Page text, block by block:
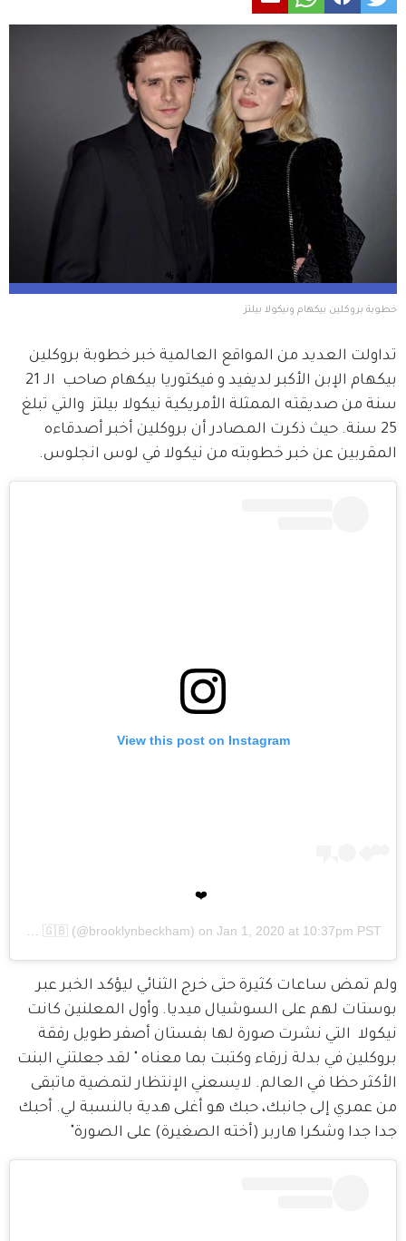
خطوبة بروكلين بيكهام ونيكولا بيلتز
تداولت العديد من المواقع العالمية خبر خطوبة بروكلين
سنة من صديقته الممثلة الأمريكية نيكولا بيلتز  والتي تبلغ
25 سنة. حيث ذكرت المصادر أن بروكلين أخبر أصدقاءه
المقربين عن خبر خطوبته من نيكولا في لوس انجلوس.
View this post on Instagram
❤️
🇬🇧 (@brooklynbeckham) on Jan 1, 2020 at 10:37pm PST
ولم تمض ساعات كثيرة حتى خرج الثنائي ليؤكد الخبر عبر
بوستات لهم على السوشيال ميديا. وأول المعلنين كانت
نيكولا  التي نشرت صورة لها بفستان أصفر طويل رفقة
بروكلين في بدلة زرقاء وكتبت بما معناه " لقد جعلتني البنت
الأكثر حظا في العالم. لايسعني الإنتظار لتمضية ماتبقى
من عمري إلى جانبك، حبك هو أغلى هدية بالنسبة لي. أحبك
جدا جدا وشكرا هاربر (أخته الصغيرة) على الصورة"